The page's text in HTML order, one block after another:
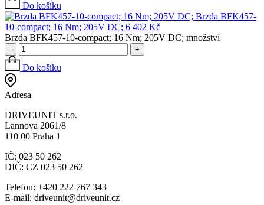
Do košíku
Brzda BFK457-
10-compact; 16 Nm; 205V DC; 6 402 Kč
Brzda BFK457-10-compact; 16 Nm; 205V DC; množství
- +
Do košíku
Adresa
DRIVEUNIT s.r.o.
Lannova 2061/8
110 00 Praha 1
IČ: 023 50 262
DIČ: CZ 023 50 262
Telefon: +420 222 767 343
E-mail: driveunit@driveunit.cz